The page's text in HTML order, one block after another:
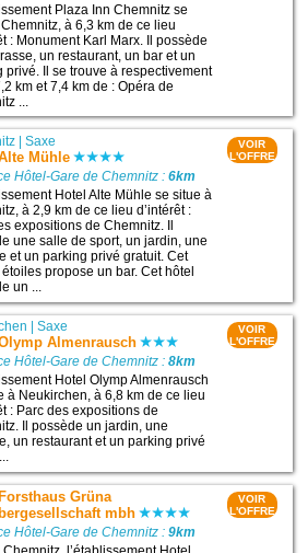
Plaza Inn Chemnitz se
à 6,3 km de ce lieu
: Monument Karl Marx. Il possède
un restaurant, un bar et un
privé. Il se trouve à respectivement
km et 7,4 km de : Opéra de
...
|Saxe
Mühle
Hôtel-Gare de Chemnitz :6km
Hotel Alte Mühle se situe à
à 2,9 km de ce lieu d’intérêt :
expositions de Chemnitz. Il
une salle de sport, un jardin, une
et un parking privé gratuit. Cet
propose un bar. Cet hôtel
un ...
VOIR
L'OFFRE
|Saxe
Almenrausch
Hôtel-Gare de Chemnitz :8km
Hotel Olymp Almenrausch
à Neukirchen, à 6,8 km de ce lieu
: Parc des expositions de
Il possède un jardin, une
un restaurant et un parking privé
VOIR
L'OFFRE
Grüna
mbh
Hôtel-Gare de Chemnitz :9km
VOIR
L'OFFRE